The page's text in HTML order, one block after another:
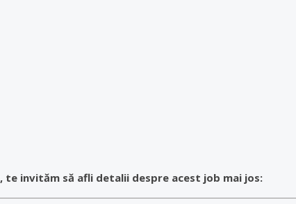
invităm să afli detalii despre acest job mai jos: